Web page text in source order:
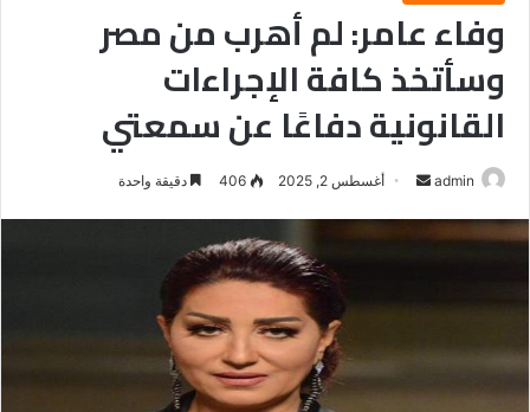
وفاء عامر: لم أهرب من مصر
وسأتخذ كافة الإجراءات
القانونية دفاعًا عن سمعتي
admin
أرسل
إلكترونيا
أغسطس 2, 2025 406 دقيقة واحدة